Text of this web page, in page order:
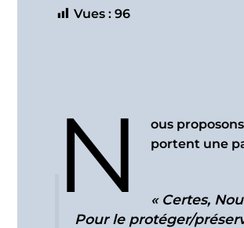
Vues : 96
N ous
« Certes,
Pour le protéger/